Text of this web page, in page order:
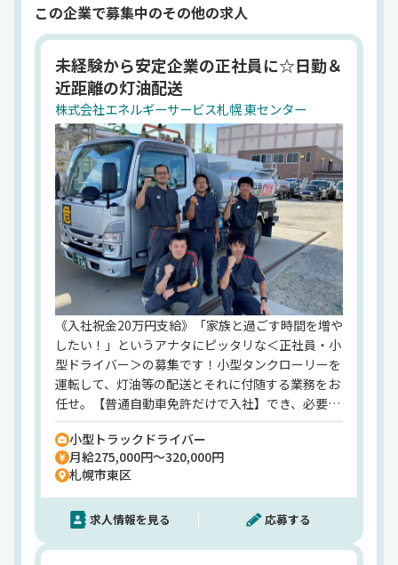
ーリードライバーの転職・求人情報を掲載していま
す。
法人名
株式会社エネルギーサービス札幌
設立
1997年8月
住所
北海道札幌市白石区平和通12丁目 5-62
資本金
6000万円
業務内容
・一般貨物運送業
・石油製品等の販売
https://recruit-es-sapporo.com/
この企業で募集中のその他の求人
未経験から安定企業の正社員に☆日勤＆
近距離の灯油配送
株式会社エネルギーサービス札幌 東センター
《入社祝金20万円支給》「家族と過ごす時間を増や
したい！」というアナタにピッタリな＜正社員・小
型ドライバー＞の募集です！小型タンクローリーを
運転して、灯油等の配送とそれに付随する業務をお
任せ。【普通自動車免許だけで入社】でき、必要な
扱い資格は入社後に取得活躍可能です◎当社は【年
商370億円のグループ企業】安定した経営をしてい
るため、転職後の不安は一切ナシで働けます◎【月
給27.5万円～の安定収入をお約束】日勤帯での勤務
のため、家族との時間を大事に働けます。その上、
小型トラックドライバー
月給275,000円～320,000円
札幌市東区
求人情報を見る 応募する